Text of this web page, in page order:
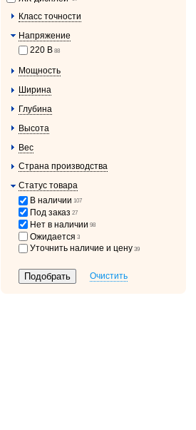
Класс точности
Напряжение
220 В 88
Мощность
Ширина
Глубина
Высота
Вес
Страна производства
Статус товара
В наличии 107
Под заказ 27
Нет в наличии 98
Ожидается 3
Уточнить наличие и цену 39
Очистить